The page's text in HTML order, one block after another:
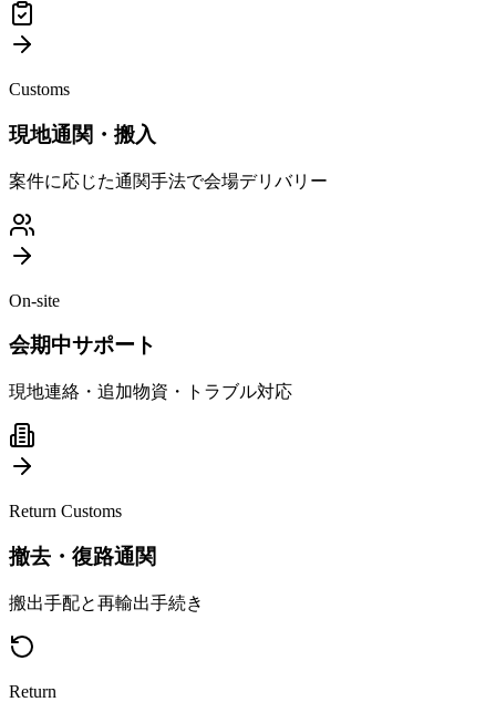
Customs
現地通関・搬入
案件に応じた通関手法で会場デリバリー
On-site
会期中サポート
現地連絡・追加物資・トラブル対応
Return Customs
撤去・復路通関
搬出手配と再輸出手続き
Return